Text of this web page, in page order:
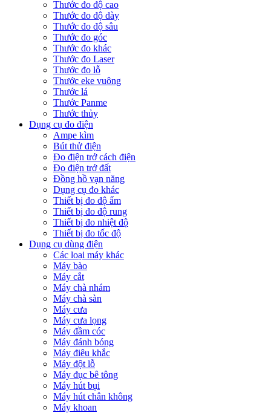
Thước đo độ cao
Thước đo độ dày
Thước đo độ sâu
Thước đo góc
Thước đo khác
Thước đo Laser
Thước đo lỗ
Thước eke vuông
Thước lá
Thước Panme
Thước thủy
Dụng cụ đo điện
Ampe kìm
Bút thử điện
Đo điện trở cách điện
Đo điện trở đất
Đồng hồ vạn năng
Dụng cụ đo khác
Thiết bị đo độ ẩm
Thiết bị đo độ rung
Thiết bị đo nhiệt độ
Thiết bị đo tốc độ
Dụng cụ dùng điện
Các loại máy khác
Máy bào
Máy cắt
Máy chà nhám
Máy chà sàn
Máy cưa
Máy cưa lọng
Máy đầm cóc
Máy đánh bóng
Máy điêu khắc
Máy đột lỗ
Máy đục bê tông
Máy hút bụi
Máy hút chân không
Máy khoan